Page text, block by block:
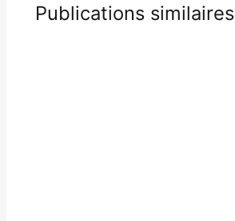
Publications similaires